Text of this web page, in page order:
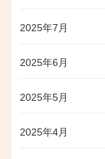
2025年7月
2025年6月
2025年5月
2025年4月